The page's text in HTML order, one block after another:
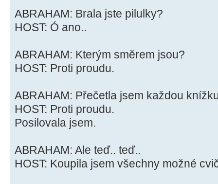
ABRAHAM: Brala jste pilulky?
HOST: Ó ano..
ABRAHAM: Kterým směrem jsou?
HOST: Proti proudu.
ABRAHAM: Přečetla jsem každou
HOST: Proti proudu.
Posilovala jsem.
ABRAHAM: Ale teď.. teď..
HOST: Koupila jsem všechny možné